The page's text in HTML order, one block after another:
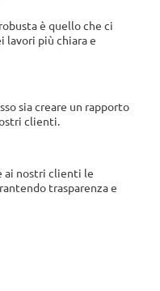
è quello che ci
lavori più chiara e
sia creare un rapporto
clienti.
ai nostri clienti le
trasparenza e